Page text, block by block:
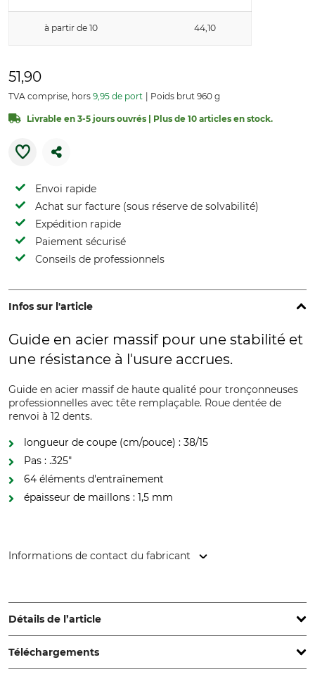
à partir de 10 44,10
51,90
TVA comprise, hors 9,95 de port Poids brut 960 g
Livrable en 3-5 jours ouvrés | Plus de 10 articles en stock.
Envoi rapide
Achat sur facture (sous réserve de solvabilité)
Expédition rapide
Paiement sécurisé
Conseils de professionnels
Infos sur l'article
Guide en acier massif pour une stabilité et
une résistance à l'usure accrues.
Guide en acier massif de haute qualité pour tronçonneuses
professionnelles avec tête remplaçable. Roue dentée de
renvoi à 12 dents.
longueur de coupe (cm/pouce) : 38/15
Pas : .325"
64 éléments d'entraînement
épaisseur de maillons : 1,5 mm
Informations de contact du fabricant
www.grube.de
Détails de l’article
Pas
.325"
38 cm
Téléchargements